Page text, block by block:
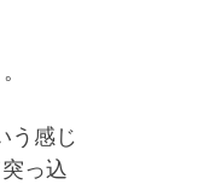
う感じ
っ込